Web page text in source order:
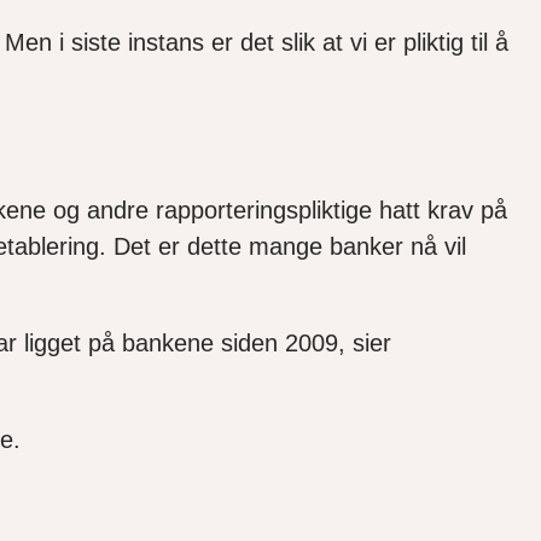
i siste instans er det slik at vi er pliktig til å
og andre rapporteringspliktige hatt krav på
Det er dette mange banker nå vil
ligget på bankene siden 2009, sier